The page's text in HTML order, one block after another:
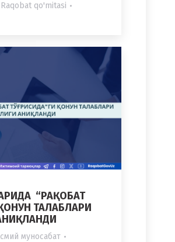
Raqobat qo'mitasi
“РАҚОБАТ
ТАЛАБЛАРИ
муносабат